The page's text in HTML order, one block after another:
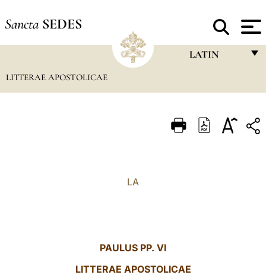
Sancta SEDES
LATIN
ITALIANO
中文
LITTERAE APOSTOLICAE
LA
PAULUS PP. VI
LITTERAE APOSTOLICAE